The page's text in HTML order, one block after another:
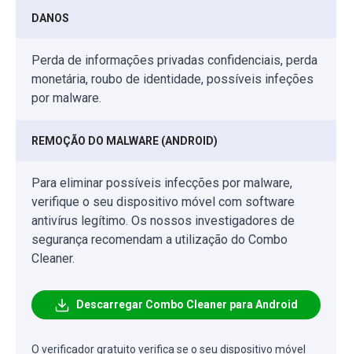
DANOS
Perda de informações privadas confidenciais, perda
monetária, roubo de identidade, possíveis infeções
por malware.
REMOÇÃO DO MALWARE (ANDROID)
Para eliminar possíveis infecções por malware,
verifique o seu dispositivo móvel com software
antivírus legítimo. Os nossos investigadores de
segurança recomendam a utilização do Combo
Cleaner.
Descarregar Combo Cleaner para Android
O verificador gratuito verifica se o seu dispositivo móvel